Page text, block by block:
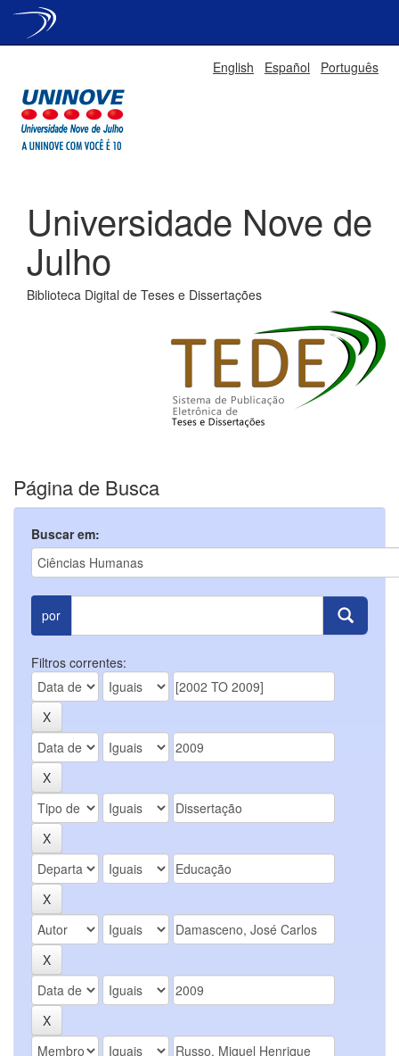
English Español Português
Universidade Nove de
Julho
Biblioteca Digital de Teses e Dissertações
Página de Busca
Buscar em:
por
Filtros correntes: